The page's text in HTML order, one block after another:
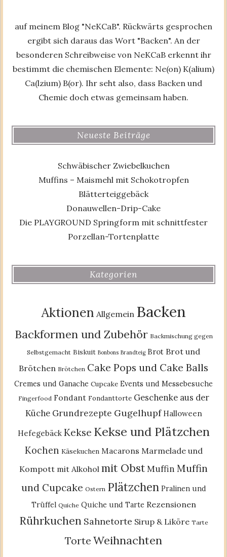
auf meinem Blog "NeKCaB". Rückwärts gesprochen
ergibt sich daraus das Wort "Backen". An der
besonderen Schreibweise von NeKCaB erkennt ihr
bestimmt die chemischen Elemente: Ne(on) K(alium)
Ca(lzium) B(or). Ihr seht also, dass Backen und
Chemie doch etwas gemeinsam haben.
Neueste Beiträge
Schwäbischer Zwiebelkuchen
Muffins – Maismehl mit Schokotropfen
Blätterteiggebäck
Donauwellen-Drip-Cake
Die PLAYGROUND Springform mit schnittfester
Porzellan-Tortenplatte
Kategorien
Aktionen Allgemein Backen
Backformen und Zubehör Backmischung gegen
Selbstgemacht Biskuit Bonbons Brandteig Brot Brot und
Brötchen Brötchen Cake Pops und Cake Balls
Cremes und Ganache Cupcake Events und Messebesuche
Fingerfood Fondant Fondanttorte Geschenke aus der
Küche Grundrezepte Gugelhupf Halloween
Hefegebäck Kekse Kekse und Plätzchen
Kochen Käsekuchen Macarons Marmelade und
Kompott mit Alkohol mit ObstMuffin Muffin
und Cupcake Ostern Plätzchen Pralinen und
Trüffel Quiche Quiche und Tarte Rezensionen
Rührkuchen Sahnetorte Sirup & Liköre Tarte
Torte Weihnachten